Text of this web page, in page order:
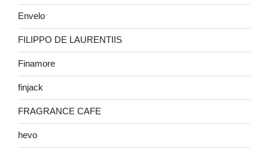
Envelo
FILIPPO DE LAURENTIIS
Finamore
finjack
FRAGRANCE CAFE
hevo